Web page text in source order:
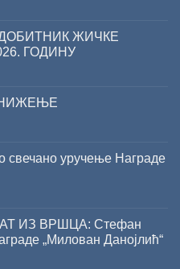
ЖИЧКЕ
ГОДИНУ
уручење Награде
ИЗ ВРШЦА: Стефан
„Милован Данојлић“